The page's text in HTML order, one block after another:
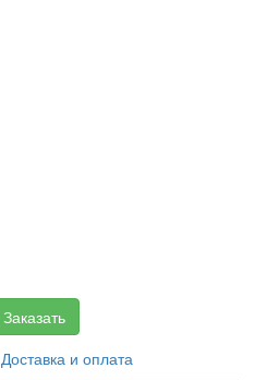
Заказать
Доставка и оплата